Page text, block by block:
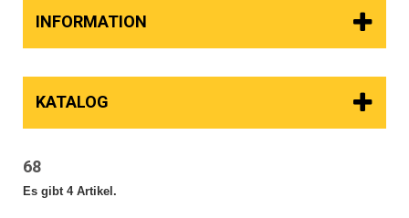
INFORMATION
KATALOG
68
Es gibt 4 Artikel.